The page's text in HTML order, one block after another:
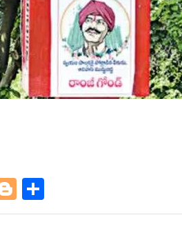
Blogger